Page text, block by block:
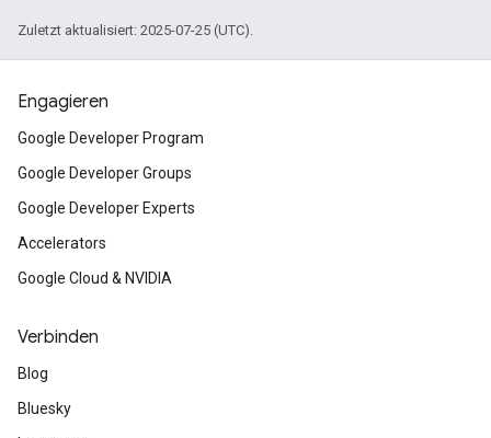
Zuletzt aktualisiert: 2025-07-25 (UTC).
Engagieren
Google Developer Program
Google Developer Groups
Google Developer Experts
Accelerators
Google Cloud & NVIDIA
Verbinden
Blog
Bluesky